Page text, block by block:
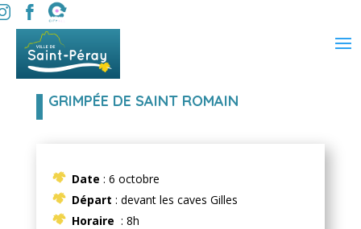
GRIMPÉE DE SAINT ROMAIN
Date : 6 octobre
Départ : devant les caves Gilles
Horaire : 8h